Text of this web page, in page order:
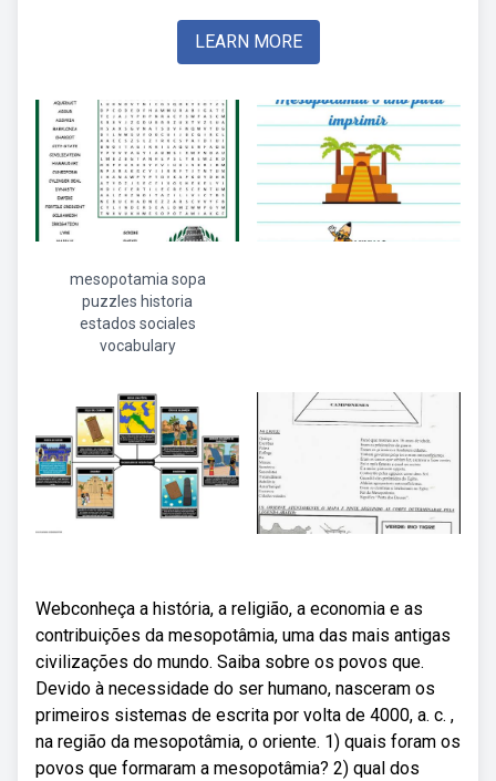
LEARN MORE
mesopotamia sopa
puzzles historia
estados sociales
vocabulary
Webconheça a história, a religião, a economia e as
contribuições da mesopotâmia, uma das mais antigas
civilizações do mundo. Saiba sobre os povos que.
Devido à necessidade do ser humano, nasceram os
primeiros sistemas de escrita por volta de 4000, a. c. ,
na região da mesopotâmia, o oriente. 1) quais foram os
povos que formaram a mesopotâmia? 2) qual dos